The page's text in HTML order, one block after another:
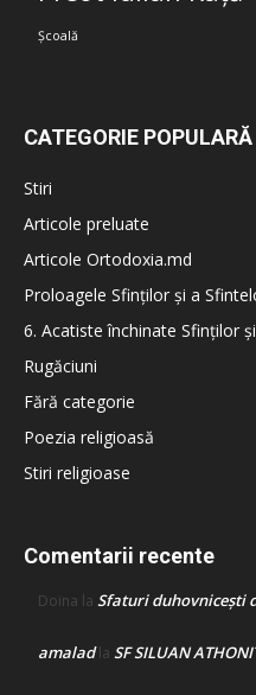
Școală
CATEGORIE POPULARĂ
Stiri
Articole preluate
Articole Ortodoxia.md
Proloagele Sfinților și a
6. Acatiste închinate Sfinților
Rugăciuni
Fără categorie
Poezia religioasă
Stiri religioase
Comentarii recente
Doina la Sfaturi duhovnicești
amaladla SF SILUAN